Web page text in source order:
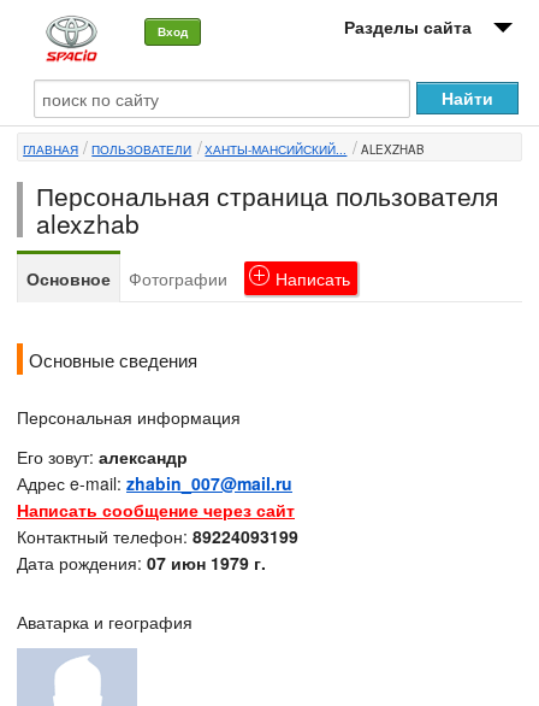
Вход Разделы сайта
О машине
Автоклуб
Форумы
Сервисы и услуги
ГЛАВНАЯ ПОЛЬЗОВАТЕЛИ ХАНТЫ-МАНСИЙСКИЙ... ALEXZHAB
Персональная страница пользователя
alexzhab
Основное Фотографии Написать
Основные сведения
Персональная информация
Его зовут: александр
Адрес e-mail: zhabin_007@mail.ru
Написать сообщение через сайт
Контактный телефон: 89224093199
Дата рождения: 07 июн 1979 г.
Аватарка и география